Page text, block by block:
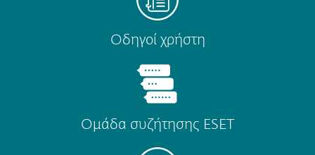
Οδηγοί χρήστη
Ομάδα συζήτησης ESET